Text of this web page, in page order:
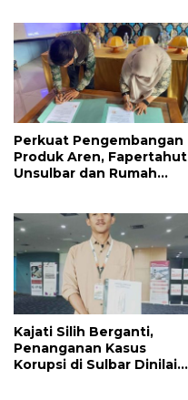
Perkuat Pengembangan
Produk Aren, Fapertahut
Unsulbar dan Rumah
Kajati Silih Berganti,
Penanganan Kasus
Korupsi di Sulbar Dinilai